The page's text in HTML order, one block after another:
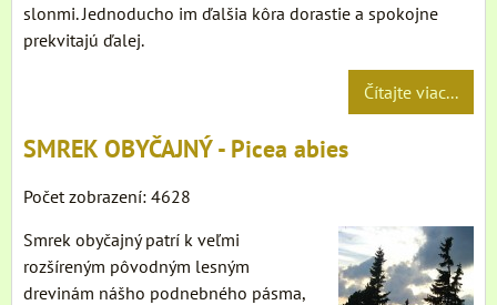
slonmi. Jednoducho im ďalšia kôra dorastie a spokojne
prekvitajú ďalej.
Čítajte viac...
SMREK OBYČAJNÝ - Picea abies
Počet zobrazení: 4628
Smrek obyčajný patrí k veľmi
rozšíreným pôvodným lesným
drevinám nášho podnebného pásma,